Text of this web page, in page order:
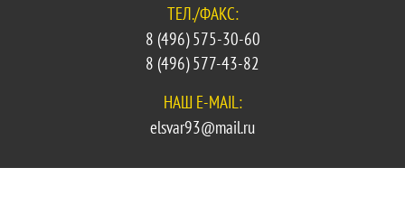
ТЕЛ./ФАКС:
8 (496) 575-30-60
8 (496) 577-43-82
НАШ E-MAIL:
elsvar93@mail.ru